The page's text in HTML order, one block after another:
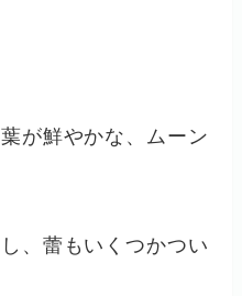
が鮮やかな、ムーン
、蕾もいくつかつい